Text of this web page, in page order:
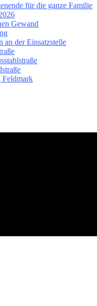
für die ganze Familie
Gewand
an der Einsatzstelle
Feldmark